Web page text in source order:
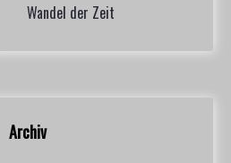
Wandel der Zeit
Archiv